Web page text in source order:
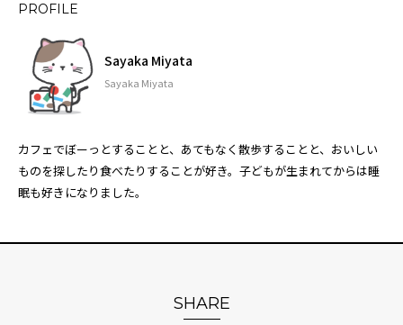
PROFILE
Sayaka Miyata
Sayaka Miyata
カフェでぼーっとすることと、あてもなく散歩することと、おいしい
ものを探したり食べたりすることが好き。子どもが生まれてからは睡
眠も好きになりました。
SHARE